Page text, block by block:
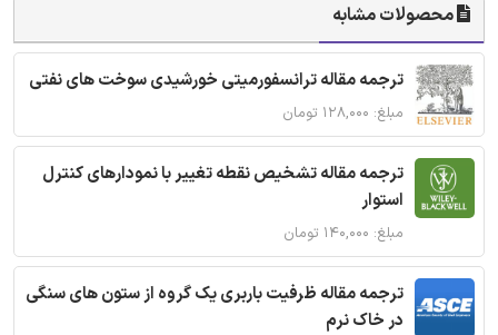
محصولات مشابه
ترجمه مقاله ترانسفورمیتی خورشیدی سوخت های نفتی
مبلغ: ۱۲۸,۰۰۰ تومان
ترجمه مقاله تشخیص نقطه تغییر با نمودارهای کنترل
استوار
مبلغ: ۱۴۰,۰۰۰ تومان
ترجمه مقاله ظرفیت باربری یک گروه از ستون های سنگی
در خاک نرم